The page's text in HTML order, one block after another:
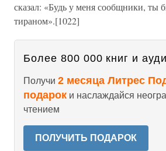
сказал: «Будь у меня сообщники, ты
тираном».[1022]
Более 800 000 книг и
Получи 2 месяца Литрес
подарок и наслаждайся
чтением
ПОЛУЧИТЬ ПОДАРОК